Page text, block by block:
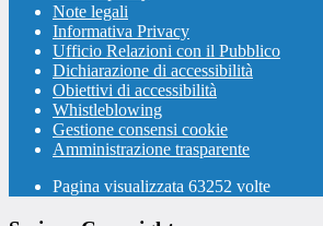
Note legali
Informativa Privacy
Ufficio Relazioni con il Pubblico
Dichiarazione di accessibilità
Obiettivi di accessibilità
Whistleblowing
Gestione consensi cookie
Amministrazione trasparente
Pagina visualizzata 63252 volte